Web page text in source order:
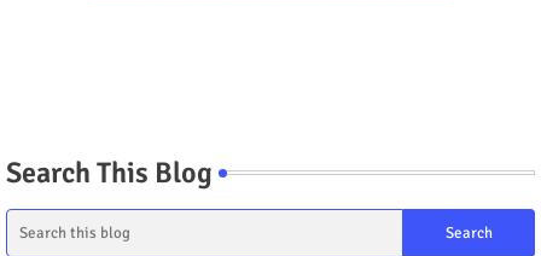
Search This Blog